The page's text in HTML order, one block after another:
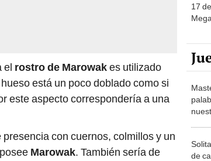
el rostro de Marowakes utilizado
está un poco doblado como si
este aspecto correspondería a una
con cuernos, colmillos y un
Marowak. También sería de
17
de